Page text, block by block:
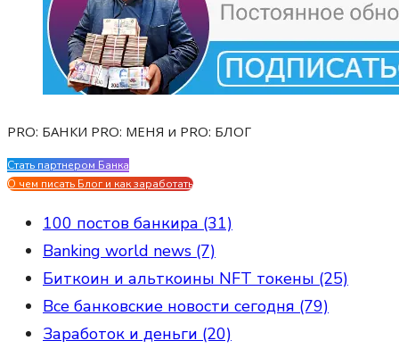
PRO: БАНКИ PRO: МЕНЯ и PRO: БЛОГ
Стать партнером Банка
О чем писать Блог и как заработать
100 постов банкира (31)
Banking world news (7)
Биткоин и альткоины NFT токены (25)
Все банковские новости сегодня (79)
Заработок и деньги (20)